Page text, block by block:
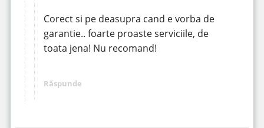
Corect si pe deasupra cand e vorba de
garantie.. foarte proaste serviciile, de
toata jena! Nu recomand!
Răspunde